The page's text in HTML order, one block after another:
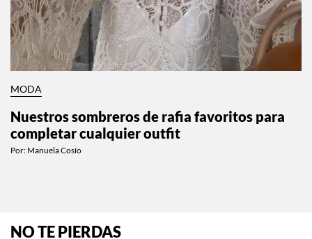
MODA
Nuestros sombreros de rafia favoritos para
completar cualquier outfit
Por: Manuela Cosío
NO TE PIERDAS